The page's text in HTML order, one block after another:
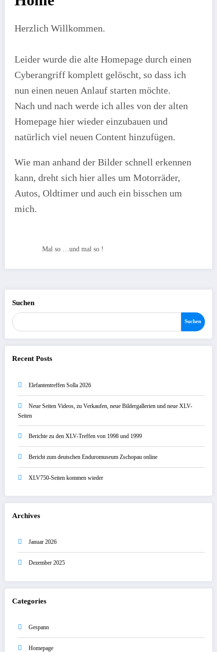
Herzlich Willkommen.
Leider wurde die alte Homepage durch einen
Cyberangriff komplett gelöscht, so dass ich
nun einen neuen Anlauf starten möchte.
Nach und nach werde ich alles von der alten
Homepage hier wieder einzubauen und
natürlich viel neuen Content hinzufügen.
Wie man anhand der Bilder schnell erkennen
kann, dreht sich hier alles um Motorräder,
Autos, Oldtimer und auch ein bisschen um
mich.
Mal so …und mal so !
Suchen
Suchen
Recent Posts
Elefantentreffen Solla 2026
Neue Seiten Videos, zu Verkaufen, neue Bildergallerien und neue XLV-
Seiten
Berichte zu den XLV-Treffen von 1998 und 1999
Bericht zum deutschen Enduromuseum Zschopau online
XLV750-Seiten kommen wieder
Archives
Januar 2026
Dezember 2025
Categories
Gespann
Homepage